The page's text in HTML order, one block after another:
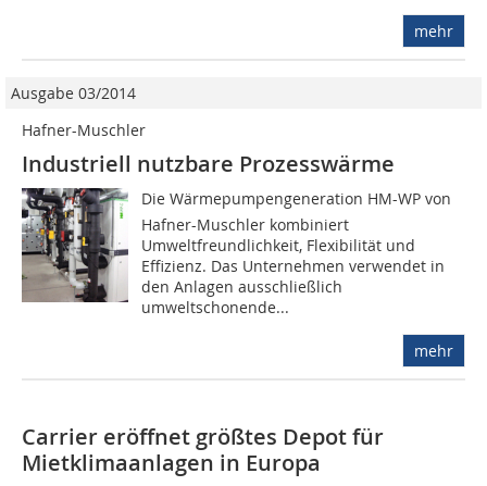
mehr
Ausgabe 03/2014
Hafner-Muschler
Industriell nutzbare Prozesswärme
Die Wärmepumpengeneration HM-WP von
Hafner-Muschler kombiniert
Umweltfreundlichkeit, Flexibilität und
Effizienz. Das Unternehmen verwendet in
den Anlagen ausschließlich
umweltschonende...
mehr
Carrier eröffnet größtes Depot für
Mietklimaanlagen in Europa